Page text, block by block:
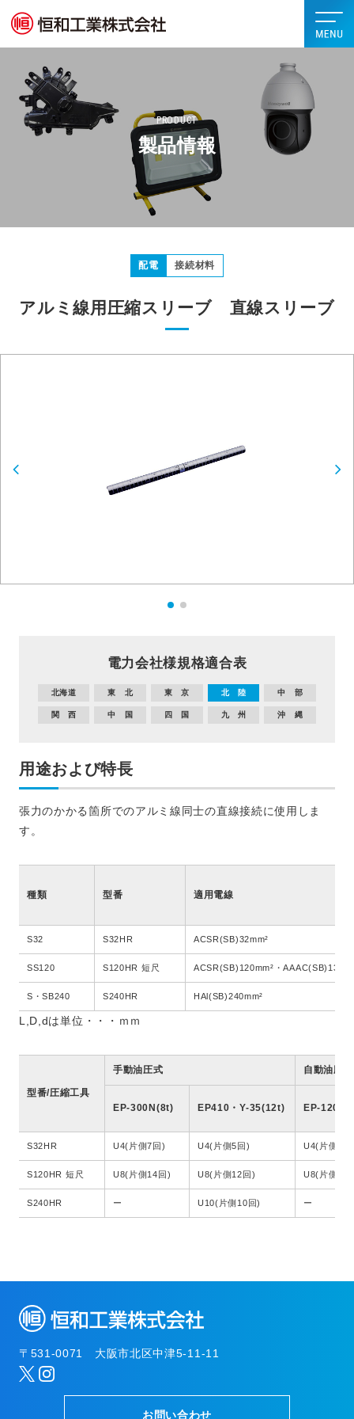
PRODUCT
製品情報
配電 接続材料
アルミ線用圧縮スリーブ 直線スリーブ
電力会社様規格適合表
北海道 東 北 東 京 北 陸 中 部
関 西 中 国 四 国 九 州 沖 縄
用途および特長
張力のかかる箇所でのアルミ線同士の直線接続に使用しま
す。
種類 型番 適用電線
S32 S32HR ACSR(SB)32mm²
SS120 S120HR 短尺 ACSR(SB)120mm²・
S・SB240 S240HR HAl(SB)240mm²
L,D,dは単位・・・ｍｍ
型番/圧縮工具
手動油圧式 自動油圧式
EP-300N(8t) EP410・Y-35(12t) EP-
S32HR U4(片側7回) U4(片側5回) U4(片側7回
S120HR 短尺 U8(片側14回) U8(片側12回) U8(片側14
S240HR ー U10(片側10回) ー
〒531-0071 大阪市北区中津5-11-11
お問い合わせ